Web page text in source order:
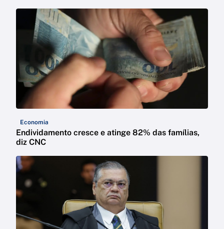
Economia
Endividamento cresce e atinge 82% das famílias,
diz CNC